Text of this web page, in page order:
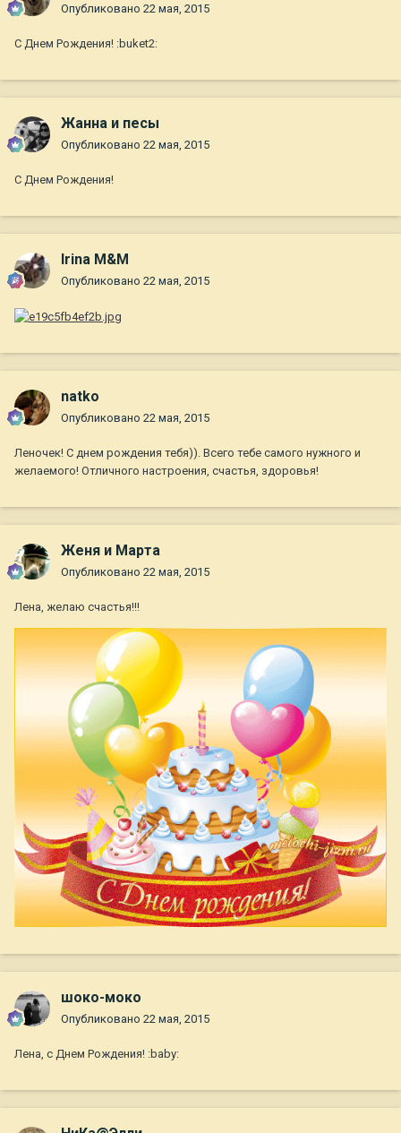
Опубликовано 22 мая, 2015
С Днем Рождения! :buket2:
Жанна и песы
Опубликовано 22 мая, 2015
С Днем Рождения!
Irina M&M
Опубликовано 22 мая, 2015
natko
Опубликовано 22 мая, 2015
Леночек! С днем рождения тебя)). Всего тебе самого нужного и
желаемого! Отличного настроения, счастья, здоровья!
Женя и Марта
Опубликовано 22 мая, 2015
Лена, желаю счастья!!!
шоко-моко
Опубликовано 22 мая, 2015
Лена, с Днем Рождения! :baby: